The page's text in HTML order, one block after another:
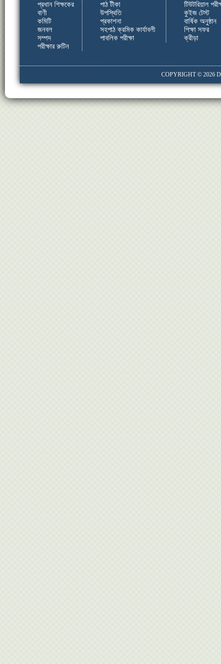
প্রধান শিক্ষকের
বাণী
কমিটি
জনবল
সম্পদ
পরীক্ষার রুটিন
পাঠ টীকা
উপস্থিতি
প্রকাশনা
সহপাঠ ক্রমিক কার্যাবলী
পাবলিক পরীক্ষা
টিউটরিয়াল
কুইজ টেস্ট
বার্ষিক অনুষ্ঠান
শিক্ষা সফর
ক্রীড়া
COPYRIGHT © 2026